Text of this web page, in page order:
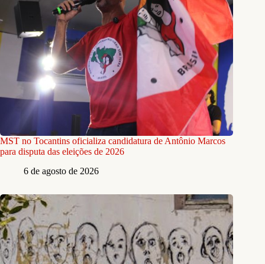
MST no Tocantins oficializa candidatura de Antônio Marcos
para disputa das eleições de 2026
6 de agosto de 2026